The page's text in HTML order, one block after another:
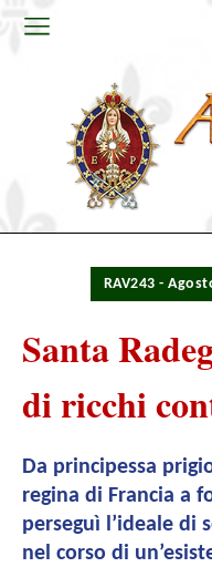
RAV243 -
Santa
di ricchi
Da principessa
regina di Francia a
perseguì l’ideale di
nel corso di